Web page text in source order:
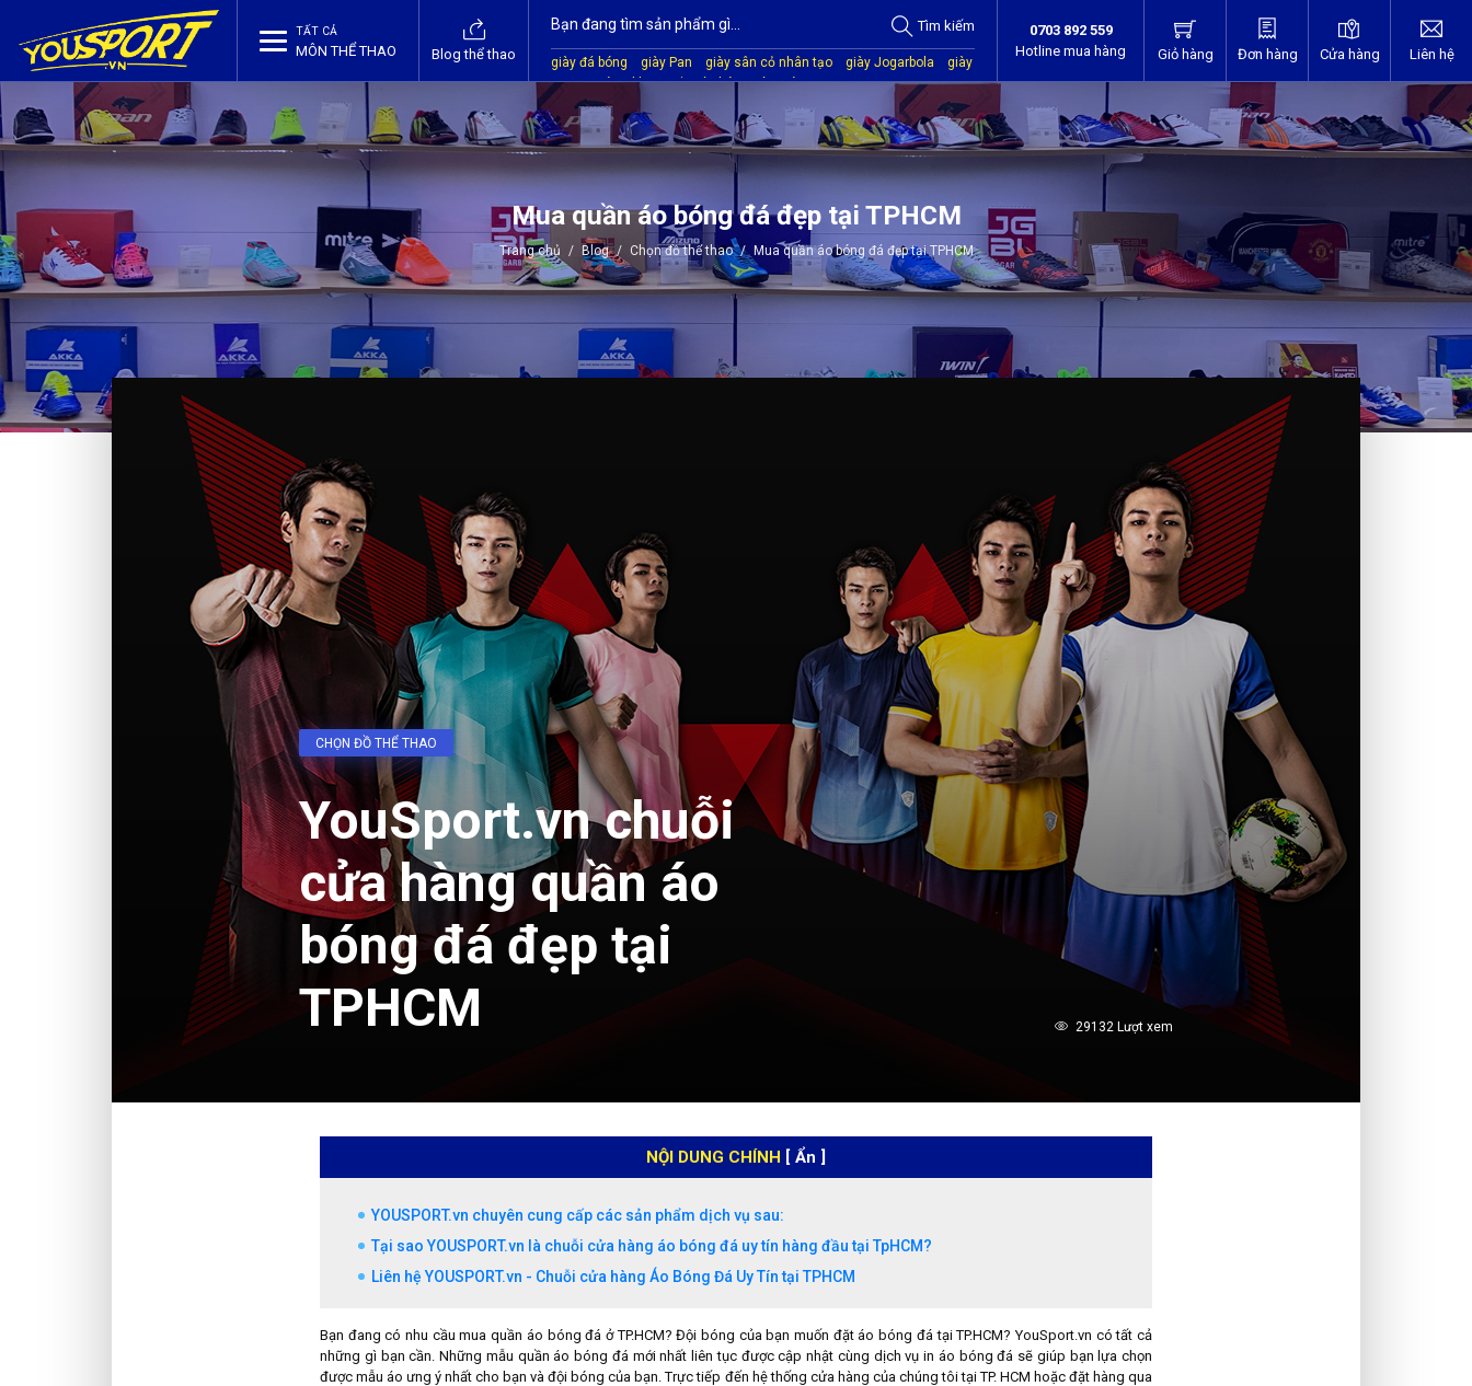
TẤT CẢ
MÔN THỂ THAO Blog thể thao
Tìm kiếm
giày đá bóng giày Pan giày sân cỏ nhân tạo giày Jogarbola
giày
Mitre
giày Akka quần áo bóng đá giày Kamito
0703 892 559
Hotline mua hàng
Giỏ hàng Đơn hàng Cửa hàng Liên hệ
Mua quần áo bóng đá đẹp tại TPHCM
Trang chủ / Blog / Chọn đồ thể thao / Mua quần áo bóng đá đẹp tại TPHCM
CHỌN ĐỒ THỂ THAO
YouSport.vn chuỗi
cửa hàng quần áo
bóng đá đẹp tại
TPHCM
29132 Lượt xem
NỘI DUNG CHÍNH [ Ẩn ]
YOUSPORT.vn chuyên cung cấp các sản phẩm dịch vụ sau:
Tại sao YOUSPORT.vn là chuỗi cửa hàng áo bóng đá uy tín hàng đầu tại TpHCM?
Liên hệ YOUSPORT.vn - Chuỗi cửa hàng Áo Bóng Đá Uy Tín tại TPHCM
Bạn đang có nhu cầu mua quần áo bóng đá ở TP.HCM? Đội bóng của bạn muốn đặt áo bóng đá tại TP.HCM? YouSport.vn có tất cả
những gì bạn cần. Những mẫu quần áo bóng đá mới nhất liên tục được cập nhật cùng dịch vụ in áo bóng đá sẽ giúp bạn lựa chọn
được mẫu áo ưng ý nhất cho bạn và đội bóng của bạn. Trực tiếp đến hệ thống cửa hàng của chúng tôi tại TP. HCM hoặc đặt hàng qua